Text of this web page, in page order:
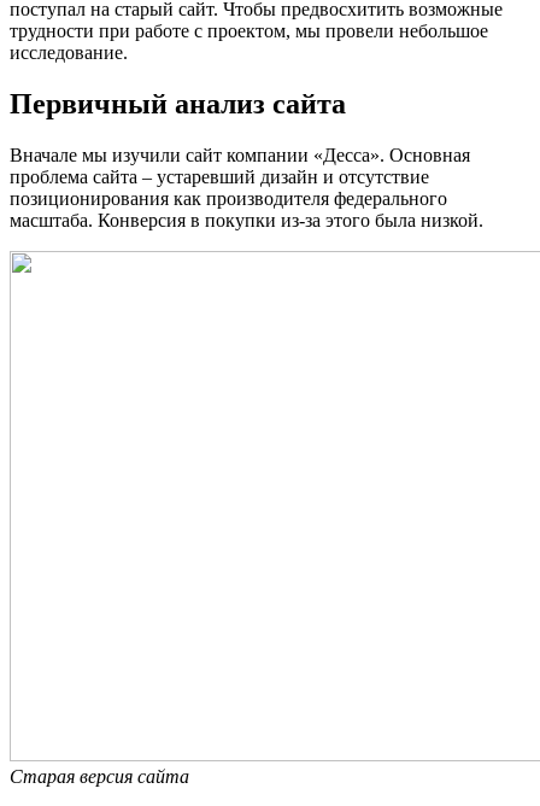
поступал на старый сайт. Чтобы предвосхитить возможные
трудности при работе с проектом, мы провели небольшое
исследование.
Первичный анализ сайта
Вначале мы изучили сайт компании «Десса». Основная
проблема сайта – устаревший дизайн и отсутствие
позиционирования как производителя федерального
масштаба. Конверсия в покупки из-за этого была низкой.
Старая версия сайта